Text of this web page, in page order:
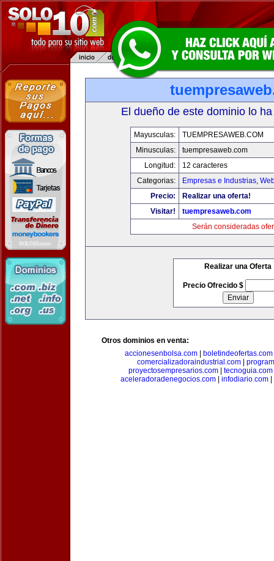
El dueño de este dominio lo
Mayusculas:
TUEMPRESAWEB.COM
Minusculas:
tuempresaweb.com
Longitud:
12 caracteres
Categorias:
Empresas e Industrias,
Precio:
Realizar una oferta!
Visitar!
tuempresaweb.com
Serán consideradas
Realizar una Oferta
Precio Ofrecido $
Otros dominios en venta:
accionesenbolsa.com
boletindeofertas.com
comercializadoraindustrial.com
proyectosempresarios.com
tecnoguia.com
aceleradoradenegocios.com| infodiario.com|